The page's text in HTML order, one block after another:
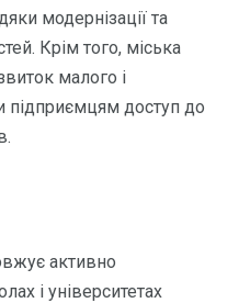
модернізації та
Крім того, міська
малого і
підприємцям доступ до
активно
і університетах